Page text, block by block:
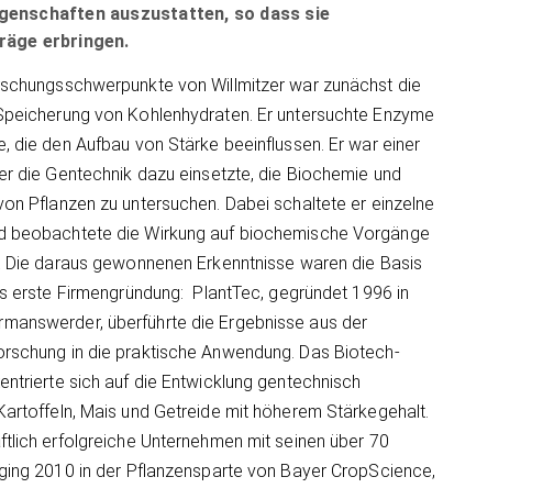
auszustatten, so dass sie
erbringen.
von Willmitzer war zunächst die
von Kohlenhydraten. Er untersuchte Enzyme
die den Aufbau von Stärke beeinflussen. Er war einer
die Gentechnik dazu einsetzte, die Biochemie und
Pflanzen zu untersuchen. Dabei schaltete er einzelne
beobachtete die Wirkung auf biochemische Vorgänge
Die daraus gewonnenen Erkenntnisse waren die Basis
erste Firmengründung: PlantTec, gegründet 1996 in
überführte die Ergebnisse aus der
in die praktische Anwendung. Das Biotech-
sich auf die Entwicklung gentechnisch
Mais und Getreide mit höherem Stärkegehalt.
erfolgreiche Unternehmen mit seinen über 70
2010 in der Pflanzensparte von Bayer CropScience,